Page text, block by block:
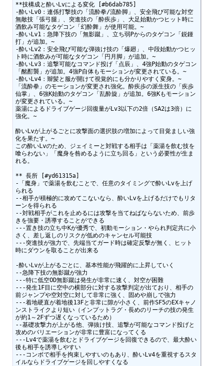
**技構成と酔いLvによる変化 [#b6dab785]
-酔いLv0：連係打撃技の「流酔拳/流酔脚」、安全飛び可能な対空
無敵技「張弓腿」、突進技の「酔疾歩」、大足始動かつヒット時に
酒飲み可能なタゲコン「幻酔舞」が使用可能。~
-酔いLv1：急降下技の「無影蹴」、立ち弱Pからのタゲコン「鋭鍾
打」が追加。~
-酔いLv2：安全飛び可能な弾抜け技の「爆廻」、中段始動かつヒッ
ト時に酒飲みが可能なタゲコン「円月脚」が追加。~
-酔いLv3：追撃可能なコマンド投げ「点辰」、4強P始動のタゲコン
「酩酊襲」が追加。4強P自体もモーションが変更されている。~
-酔いLv4：辮髪と服が開けて視覚的にも分かりやすく変身。~
「流酔拳」のモーションが変更され強化。酔疾歩の派生技の「疾歩
仙掌」、6強K始動のタゲコン「乱酔旋」が追加。6強Kもモーション
が変更されている。~
薬湯によるドライブゲージ回復量がLv3以下の2倍（SA2は3倍）に
強化。~
酔いLvが上がるごとに攻撃面の選択肢の増加によって目覚ましい強
化を果たす。~
この酔いLvのため、ジェイミーと対戦する相手は「薬湯を飲む技を
喰らわない」「魔身を咎めるように立ち回る」という必要性が生ま
れる。
** 長所 [#yd61315a]
-「魔身」で薬湯を飲むことで、任意のタイミングで酔いLvを上げ
られる
--相手が積極的に攻めてこないなら、酔いLvを上げるだけでもリタ
ーンを得られる
--対戦相手がこれを止めるには攻撃を当てねばならないため、前歩
きを強要・誘導することができる
---置き技の立ち中Kが優秀で、初動モーション・やられ判定共に小
さく、差し返しのリスクが低めのキャンセル可能技
---突進技が強力で、先端当てガード時は確定反撃が無く、ヒット
時にダウンを取ることが出来る
-酔いLvが上がるごとに、基本性能が飛躍的に上昇していく
--急降下技の無影蹴が強力
---特に低空OD無影蹴は発生が非常に速く、対空が困難
---発生1F目に空中の横部分に対する攻撃判定が出ており、相手の
前ジャンプや空対空に対して非常に強く、固めや崩しで強力
---着地硬直が着地後13Fと非常に隙が小さく、前作SF5のEXキャノ
ンストライクより短い（インプットラグ・長めのリーチの技の発生
が約1～2Fずつ遅くなっているため）
--基礎攻撃力が上がる他、弾抜け技、追撃が可能なコマンド投げと
攻めのバリエーションが非常に豊富になってくる
---Lv4で薬湯を飲むとドライブゲージを回復できるので、最大酔い
後も相手を誘導しやすい
---コンボで相手を拘束しやすいのもあり、酔いLv4を重視するスタ
イルならドライブゲージを回しやすくなる